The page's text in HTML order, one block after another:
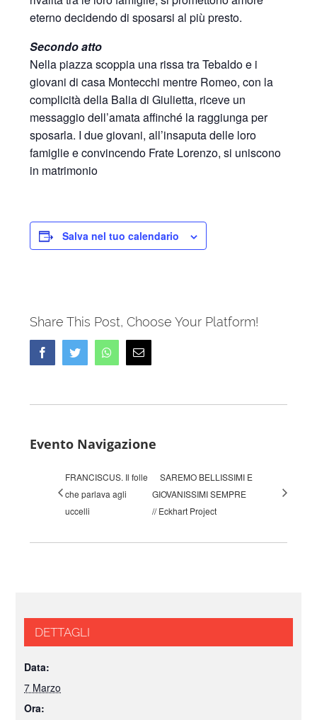
eterno decidendo di sposarsi al più presto.
Secondo atto
Nella piazza scoppia una rissa tra Tebaldo e i
giovani di casa Montecchi mentre Romeo, con la
complicità della Balia di Giulietta, riceve un
messaggio dell’amata affinché la raggiunga per
sposarla. I due giovani, all’insaputa delle loro
famiglie e convincendo Frate Lorenzo, si uniscono
in matrimonio
Salva nel tuo calendario
Share This Post, Choose Your Platform!
FacebookTwitter WhatsappEmail
Evento Navigazione
FRANCISCUS. Il folle
che parlava agli
uccelli
SAREMO BELLISSIMI E
GIOVANISSIMI SEMPRE
// Eckhart Project
DETTAGLI
Data:
7 Marzo
Ora: